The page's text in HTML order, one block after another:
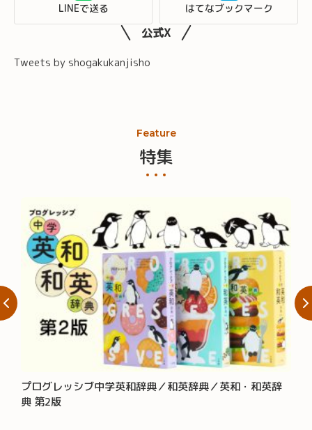
LINEで送る はてなブックマーク
公式X
Tweets by shogakukanjisho
Feature
特集
プログレッシブ中学英和辞典／和英辞典／英和・和英辞
典 第2版